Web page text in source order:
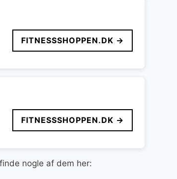
FITNESSSHOPPEN.DK →
FITNESSSHOPPEN.DK →
nogle af dem her: